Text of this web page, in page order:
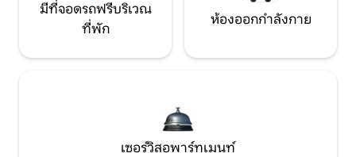
มีที่จอดรถฟรีบริเวณ
ที่พัก
ห้องออกกำลังกาย
เซอร์วิสอพาร์ทเมนท์